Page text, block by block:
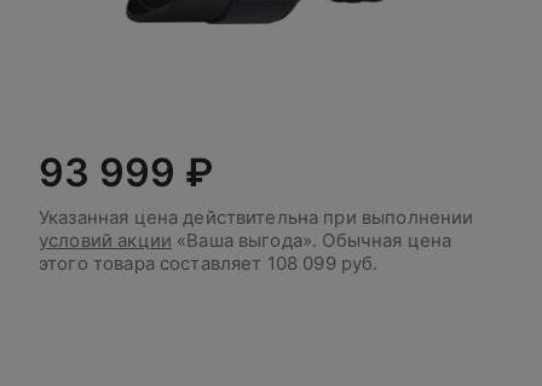
93 999 ₽
Указанная цена действительна при выполнении
условий акции «Ваша выгода». Обычная цена
этого товара составляет 108 099 руб.